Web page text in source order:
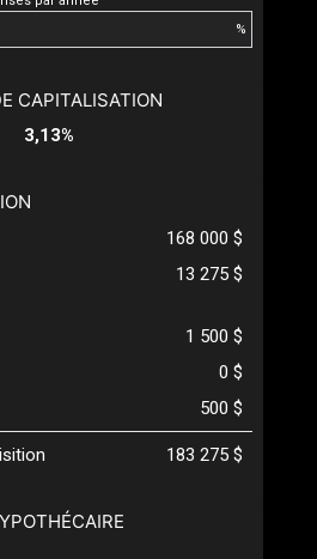
%
CAPITALISATION
3,13%
168 000 $
13 275 $
1 500 $
0 $
500 $
183 275 $